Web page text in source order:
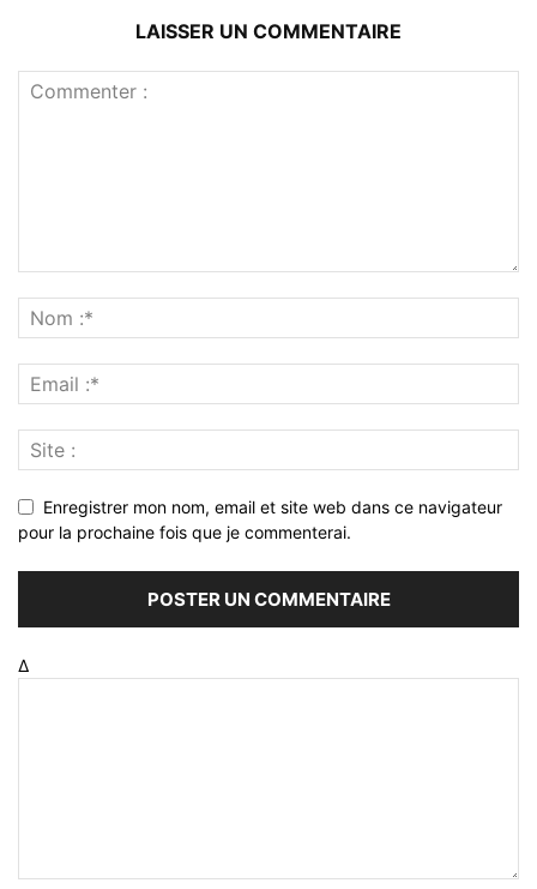
LAISSER UN COMMENTAIRE
Enregistrer mon nom, email et site web dans ce navigateur
pour la prochaine fois que je commenterai.
Δ